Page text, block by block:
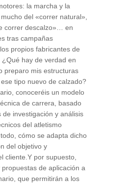
la marcha y la
del «correr natural»,
correr descalzo»… en
tras campañas
propios fabricantes de
hay de verdad en
preparo mis estructuras
tipo nuevo de calzado?
conoceréis un modelo
de carrera, basado
de investigación y análisis
del atletismo
cómo se adapta dicho
del objetivo y
cliente.Y por supuesto,
de aplicación a
que permitirán a los